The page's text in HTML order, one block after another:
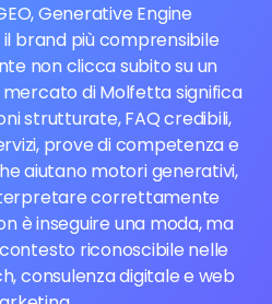
Generative Engine
brand più comprensibile
non clicca subito su un
mercato di Molfetta significa
strutturate, FAQ credibili,
prove di competenza e
aiutano motori generativi,
correttamente
è inseguire una moda, ma
riconoscibile nelle
consulenza digitale e web